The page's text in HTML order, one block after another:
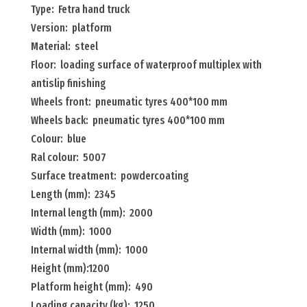
platform
Menge
Type: Fetra hand truck
Version: platform
Material: steel
Floor: loading surface of waterproof multiplex with
antislip finishing
Wheels front: pneumatic tyres 400*100 mm
Wheels back: pneumatic tyres 400*100 mm
Colour: blue
Ral colour: 5007
Surface treatment: powdercoating
Length (mm): 2345
Internal length (mm): 2000
Width (mm): 1000
Internal width (mm): 1000
Height (mm):1200
Platform height (mm): 490